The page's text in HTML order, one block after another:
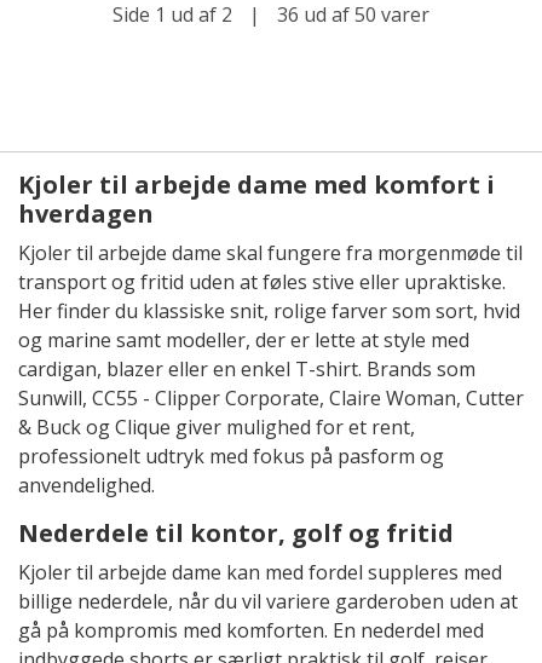
Side 1 ud af 2 | 36 ud af 50 varer
Kjoler til arbejde dame med komfort i
hverdagen
Kjoler til arbejde dame skal fungere fra morgenmøde til
transport og fritid uden at føles stive eller upraktiske.
Her finder du klassiske snit, rolige farver som sort, hvid
og marine samt modeller, der er lette at style med
cardigan, blazer eller en enkel T-shirt. Brands som
Sunwill, CC55 - Clipper Corporate, Claire Woman, Cutter
& Buck og Clique giver mulighed for et rent,
professionelt udtryk med fokus på pasform og
anvendelighed.
Nederdele til kontor, golf og fritid
Kjoler til arbejde dame kan med fordel suppleres med
billige nederdele, når du vil variere garderoben uden at
gå på kompromis med komforten. En nederdel med